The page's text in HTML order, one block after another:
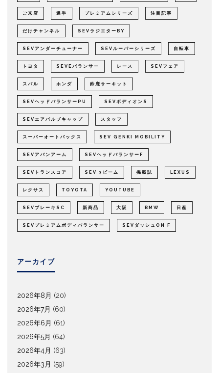
ご来店 選手 プレミアムシリーズ 注目記事
だけチャンネル SEVラジエターBY
SEVアンダーチューナー SEVルーパーシリーズ 自転車
トヨタ SEVEバランサー レース SEVフェア
スバル ホンダ 鈴鹿サーキット
SEVヘッドバランサーPU SEVボディオンS
SEVエアバルブキャップ スタッフ
スーパーオートバックス SEV GENKI MOBILITY
SEVアバンアーム SEVヘッドバランサーF
SEVトランスコア SEV 3ビーム 掲載誌 LEXUS
レクサス TOYOTA YOUTUBE
SEVブレーキSC 新商品 大阪 BMW 日産
SEVプレミアムボディバランサー SEVダッシュON F
アーカイブ
2026年8月 (20)
2026年7月 (60)
2026年6月 (61)
2026年5月 (64)
2026年4月 (63)
2026年3月 (59)